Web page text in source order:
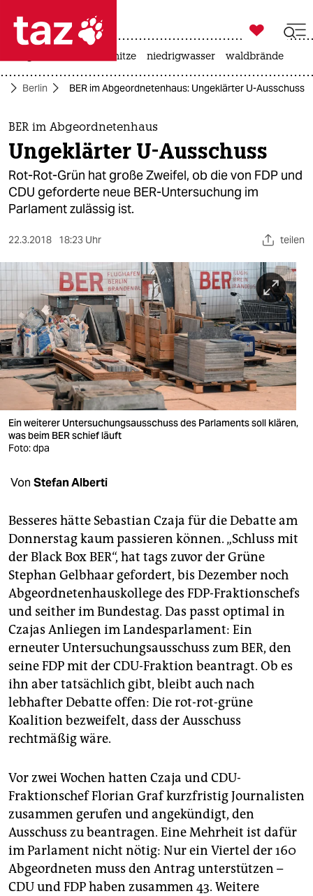
 taz zahl ich
taz zahl ich
themen
politik
öko
sport
berlin
nord
wahrheit
verlag
verlag
shop
fragen & hilfe
unterstützen
abo
genossenschaft
epaper login

taz zahl ich
hitze niedrigwasser waldbrände
Berlin BER im Abgeordnetenhaus: Ungeklärter U-Ausschuss
BER im Abgeordnetenhaus
Ungeklärter U-Ausschuss
Rot-Rot-Grün hat große Zweifel, ob die von FDP und
CDU geforderte neue BER-Untersuchung im
Parlament zulässig ist.
22.3.2018 18:23 Uhr teilen
Ein weiterer Untersuchungsausschuss des Parlaments soll klären,
was beim BER schief läuft
Foto: dpa
Von Stefan Alberti
Besseres hätte Sebastian Czaja für die Debatte am
Donnerstag kaum passieren können. „Schluss mit
der Black Box BER“, hat tags zuvor der Grüne
Stephan Gelbhaar gefordert, bis Dezember noch
Abgeordnetenhauskollege des FDP-Fraktionschefs
und seither im Bundestag. Das passt optimal in
Czajas Anliegen im Landesparlament: Ein
erneuter Untersuchungsausschuss zum BER, den
seine FDP mit der CDU-Fraktion beantragt. Ob es
ihn aber tatsächlich gibt, bleibt auch nach
lebhafter Debatte offen: Die rot-rot-grüne
Koalition bezweifelt, dass der Ausschuss
rechtmäßig wäre.
Vor zwei Wochen hatten Czaja und CDU-
Fraktionschef Florian Graf kurzfristig Journalisten
zusammen gerufen und angekündigt, den
Ausschuss zu beantragen. Eine Mehrheit ist dafür
im Parlament nicht nötig: Nur ein Viertel der 160
Abgeordneten muss den Antrag unterstützen –
CDU und FDP haben zusammen 43. Weitere